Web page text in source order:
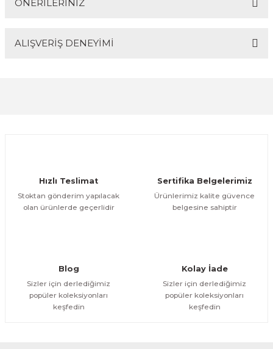
ÖNERİLERİNİZ
Bu ürünün fiyat bilgisi, resim, ürün açıklamalarında ve
Bu ürüne benzer farklı alternatifler olmalı.
ALIŞVERİŞ DENEYİMİ
Hızlı Teslimat
Stoktan gönderim yapılacak
olan ürünlerde geçerlidir
Sertifika Belgelerimiz
Ürünlerimiz kalite güvence
belgesine sahiptir
Blog
Sizler için derlediğimiz
popüler koleksiyonları
keşfedin
Kolay İade
Sizler için derlediğimiz
popüler koleksiyonları
keşfedin